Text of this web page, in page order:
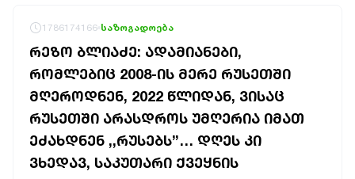
1786174166 საზოგადოება
ᲠᲔᲖᲝ ᲑᲚᲘᲐᲫᲔ: ᲐᲓᲐᲛᲘᲐᲜᲔᲑᲘ,
ᲠᲝᲛᲚᲔᲑᲘᲪ 2008-ᲘᲡ ᲛᲔᲠᲔ ᲠᲣᲡᲔᲗᲨᲘ
ᲛᲦᲔᲠᲝᲓᲜᲔᲜ, 2022 ᲬᲚᲘᲓᲐᲜ, ᲕᲘᲡᲐᲪ
ᲠᲣᲡᲔᲗᲨᲘ ᲐᲠᲐᲡᲓᲠᲝᲡ ᲣᲛᲦᲔᲠᲘᲐ ᲘᲛᲐᲗ
ᲔᲫᲐᲮᲓᲜᲔᲜ ,,ᲠᲣᲡᲔᲑᲡ”… ᲓᲦᲔᲡ ᲙᲘ
ᲕᲮᲔᲓᲐᲕ, ᲡᲐᲙᲣᲗᲐᲠᲘ ᲥᲕᲔᲧᲜᲘᲡ